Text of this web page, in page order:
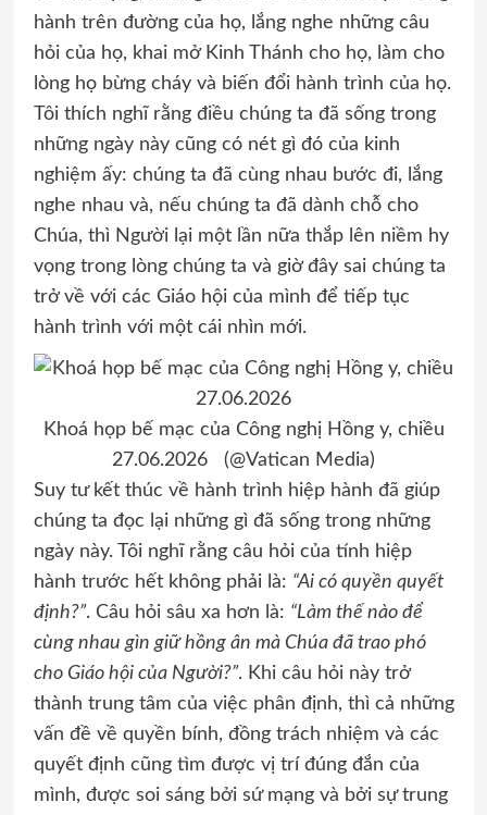
hành trên đường của họ, lắng nghe những câu
hỏi của họ, khai mở Kinh Thánh cho họ, làm cho
lòng họ bừng cháy và biến đổi hành trình của họ.
Tôi thích nghĩ rằng điều chúng ta đã sống trong
những ngày này cũng có nét gì đó của kinh
nghiệm ấy: chúng ta đã cùng nhau bước đi, lắng
nghe nhau và, nếu chúng ta đã dành chỗ cho
Chúa, thì Người lại một lần nữa thắp lên niềm hy
vọng trong lòng chúng ta và giờ đây sai chúng ta
trở về với các Giáo hội của mình để tiếp tục
hành trình với một cái nhìn mới.
Khoá họp bế mạc của Công nghị Hồng y, chiều
27.06.2026 (@Vatican Media)
Suy tư kết thúc về hành trình hiệp hành đã giúp
chúng ta đọc lại những gì đã sống trong những
ngày này. Tôi nghĩ rằng câu hỏi của tính hiệp
hành trước hết không phải là: “Ai có quyền quyết
định?”. Câu hỏi sâu xa hơn là: “Làm thế nào để
cùng nhau gìn giữ hồng ân mà Chúa đã trao phó
cho Giáo hội của Người?”. Khi câu hỏi này trở
thành trung tâm của việc phân định, thì cả những
vấn đề về quyền bính, đồng trách nhiệm và các
quyết định cũng tìm được vị trí đúng đắn của
mình, được soi sáng bởi sứ mạng và bởi sự trung